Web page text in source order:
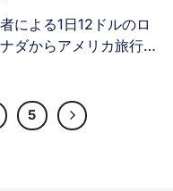
による1日12ドルのロ
ダからアメリカ旅行に
ワークカバレッジを提
換することなく、現地
5